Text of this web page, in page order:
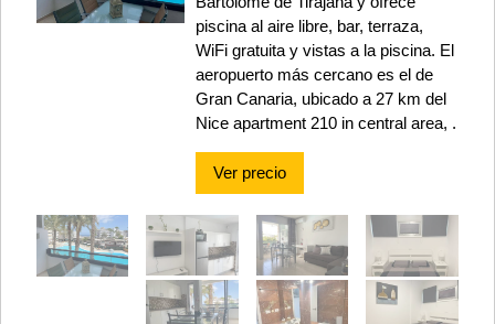
piscina al aire libre, bar, terraza,
WiFi gratuita y vistas a la piscina. El
aeropuerto más cercano es el de
Gran Canaria, ubicado a 27 km del
Nice apartment 210 in central area, .
Ver precio